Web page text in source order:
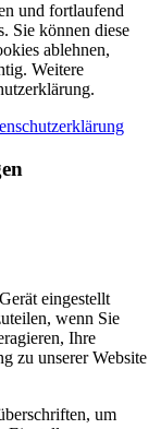
und fortlaufend
Sie können diese
ablehnen,
Weitere
eingestellt
wenn Sie
Ihre
zu unserer Website
um